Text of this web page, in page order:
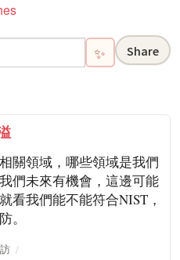
✨ Share
關領域，哪些領域是我們
們未來有機會，這邊可能
看我們能不能符合NIST，
。